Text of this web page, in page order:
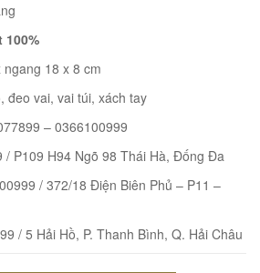
100%
18 x 8 cm
đeo vai, vai túi, xách tay
– 0366100999
P109 H94 Ngõ 98 Thái Hà, Đống Đa
/ 372/18 Điện Biên Phủ – P11 –
/ 5 Hải Hồ, P. Thanh Bình, Q. Hải Châu